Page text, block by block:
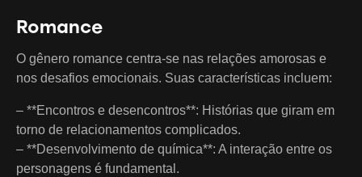
Romance
O gênero romance centra-se nas relações amorosas e
nos desafios emocionais. Suas características incluem:
– **Encontros e desencontros**: Histórias que giram em
torno de relacionamentos complicados.
– **Desenvolvimento de química**: A interação entre os
personagens é fundamental.